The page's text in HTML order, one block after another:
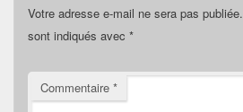
Votre adresse e-mail ne sera pas publiée.
sont indiqués avec *
Commentaire *